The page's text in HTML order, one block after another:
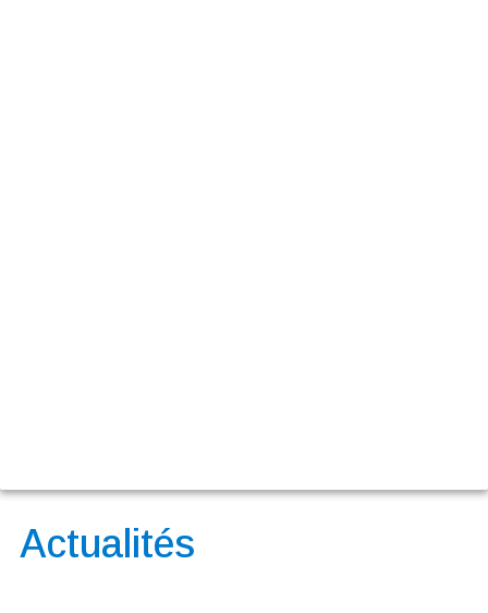
Actualités